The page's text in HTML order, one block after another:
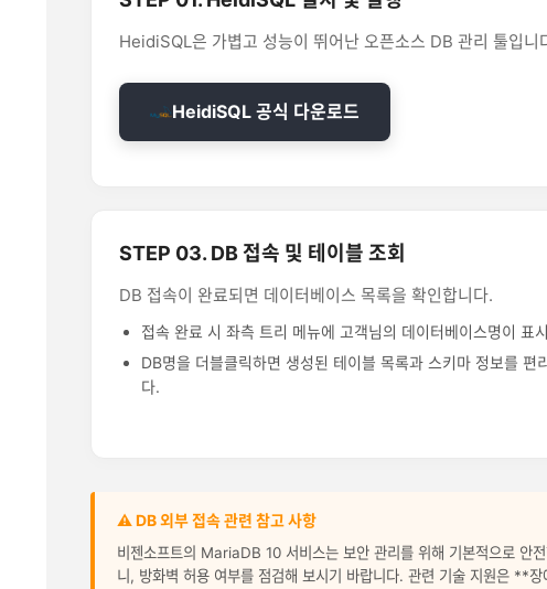
HeidiSQL은 가볍고 성능이 뛰어난 오픈소스 DB 관리 툴입니
HeidiSQL 공식 다운로드
STEP 03. DB 접속 및 테이블 조회
DB 접속이 완료되면 데이터베이스 목록을 확인합니다.
접속 완료 시 좌측 트리 메뉴에 고객님의 데이터베이스명이 표
DB명을 더블클릭하면 생성된 테이블 목록과 스키마 정보를 편
다.
⚠️ DB 외부 접속 관련 참고 사항
비젠소프트의 MariaDB 10 서비스는 보안 관리를 위해 기본적으로 안
니, 방화벽 허용 여부를 점검해 보시기 바랍니다. 관련 기술 지원은 **